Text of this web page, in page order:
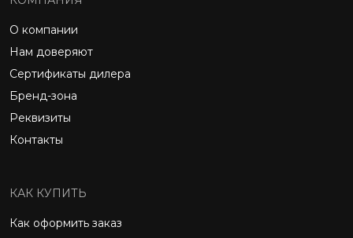
О компании
Нам доверяют
Сертификаты дилера
Бренд-зона
Реквизиты
Контакты
КАК КУПИТЬ
Как оформить заказ